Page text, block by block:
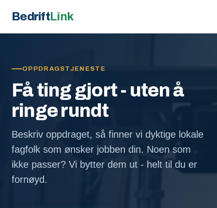
BedriftLink
OPPDRAGSTJENESTE
Få ting gjort - uten å
ringe rundt
Beskriv oppdraget, så finner vi dyktige lokale
fagfolk som ønsker jobben din. Noen som
ikke passer? Vi bytter dem ut - helt til du er
fornøyd.